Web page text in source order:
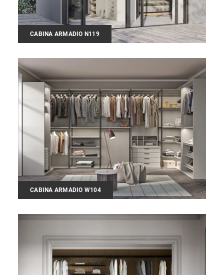
CABINA ARMADIO N119
CABINA ARMADIO W104